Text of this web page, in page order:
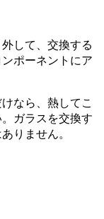
して、交換する
ポーネントにア
なら、熱してこ
ガラスを交換す
りません。